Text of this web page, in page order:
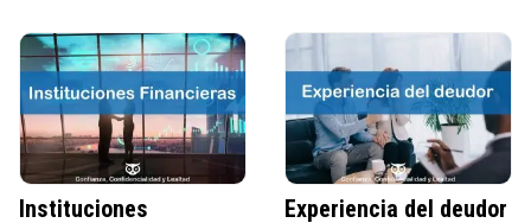
Instituciones
Experiencia del deudor